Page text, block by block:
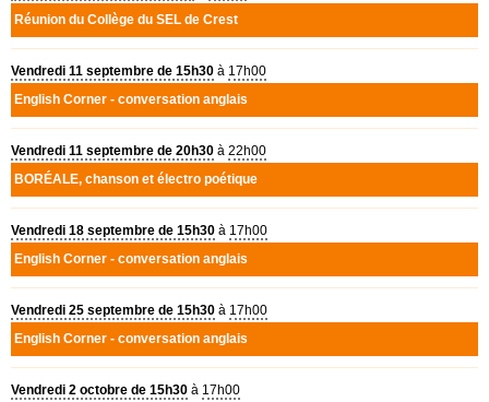
Réunion du Collège du SEL de Crest
Vendredi 11 septembre de 15h30 à 17h00
English Corner - conversation anglais
Vendredi 11 septembre de 20h30 à 22h00
BORÉALE, chanson et électro poétique
Vendredi 18 septembre de 15h30 à 17h00
English Corner - conversation anglais
Vendredi 25 septembre de 15h30 à 17h00
English Corner - conversation anglais
Vendredi 2 octobre de 15h30 à 17h00